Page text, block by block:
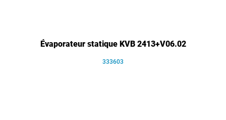
Évaporateur statique KVB 2413+V06.02
333603